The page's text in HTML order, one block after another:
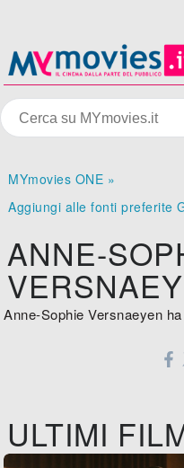
MYmovies ONE »
Aggiungi alle fonti preferite
ANNE-
Anne-Sophie Versnaeyen
ULTIMI